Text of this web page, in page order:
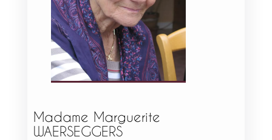
Madame Marguerite
WAERSEGGERS